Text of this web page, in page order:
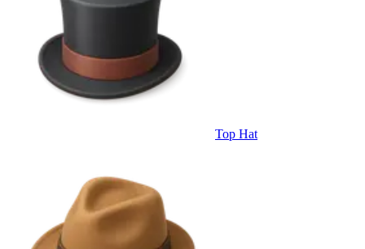
Top Hat